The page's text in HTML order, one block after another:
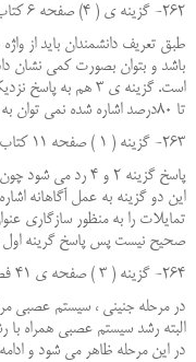
262- گزینه ی ( 4) صفحه 6 کتاب فصل اول:
طبق تعریف دانشمندان باید از
باشد و بتوان بصورت کمی نشان داد
تا 80درصد اشاره شده نمی توان به آن اظمینان کرد و مبهم و ناقص است .
263- گزینه ( 1 ) صفحه 11 کتاب فصل اول :
پاسخ گزینه 2 و 4
تمایلات را به منظور سازگاری
صحیح نیست پس پاسخ گرینه
264- گزینه ( 3 ) صفحه ی 41 فصل دوم رشد:
در مرحله جنینی ، سیستم عصبی
البته رشد سیستم عصبی همراه با
در این مرحله ظاهر می شود و